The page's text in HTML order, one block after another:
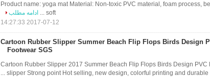
Product name: yoga mat Material: Non-toxic PVC material, foam process,
soft ...
ادامه مطلب
2017-07-12 14:27:33
Cartoon Rubber Slipper Summer Beach Flip Flops Birds Design
Footwear SGS
Cartoon Rubber Slipper 2017 Summer Beach Flip Flops Birds Design PVC
slipper Strong point Hot selling, new design, colorful printing and durable